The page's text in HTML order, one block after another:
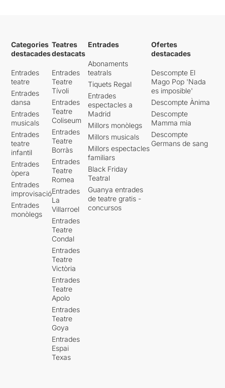
Categories
destacades
Entrades
teatre
Entrades
dansa
Entrades
musicals
Entrades
teatre
infantil
Entrades
òpera
Entrades
improvisació
Entrades
monòlegs
Teatres
destacats
Entrades
Teatre
Tívoli
Entrades
Teatre
Coliseum
Entrades
Teatre
Borràs
Entrades
Teatre
Romea
Entrades
La
Villarroel
Entrades
Teatre
Condal
Entrades
Teatre
Victòria
Entrades
Teatre
Apolo
Entrades
Teatre
Goya
Entrades
Espai
Texas
Entrades
Abonaments
teatrals
Tiquets Regal
Entrades
espectacles a
Madrid
Millors monòlegs
Millors musicals
Millors espectacles
familiars
Black Friday
Teatral
Guanya entrades
de teatre gratis -
concursos
Ofertes
destacades
Descompte El
Mago Pop 'Nada
es imposible'
Descompte Ànima
Descompte
Mamma mia
Descompte
Germans de sang